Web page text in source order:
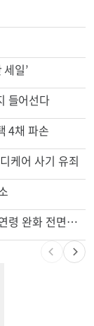
일’
들어선다
4채 파손
케어 사기 유죄
"65세 복수국적 빗장 푸나"... 한국 정부, 연령 완화 전면 추진